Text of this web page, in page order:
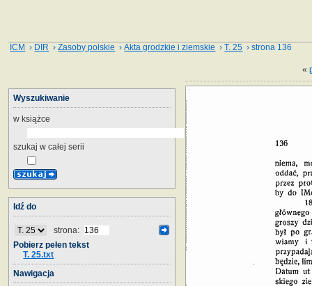
ICM › DIR ›Zasoby polskie ›Akta grodzkie i ziemskie ›T. 25 › strona 136
«
Wyszukiwanie
w książce
szukaj w całej serii
Idź do
strona:
Pobierz pełen tekst
T. 25.txt
Nawigacja